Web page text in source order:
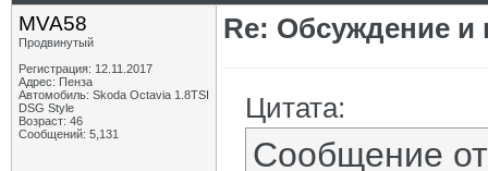
MVA58
Продвинутый
Регистрация: 12.11.2017
Адрес: Пенза
Автомобиль: Skoda Octavia 1.8TSI
DSG Style
Возраст: 46
Сообщений: 5,131
Re: Обсуждение
Цитата:
Сообщение